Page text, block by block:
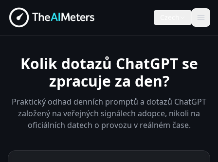
Kolik dotazů ChatGPT se
zpracuje za den?
Praktický odhad denních promptů a dotazů ChatGPT
založený na veřejných signálech adopce, nikoli na
oficiálních datech o provozu v reálném čase.